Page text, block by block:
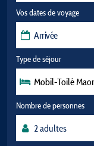
Vos dates de voyage
Type de séjour
Mobil-Toilé
Nombre de personnes